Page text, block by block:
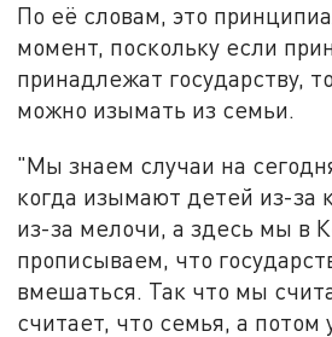
По её словам, это
момент, поскольку если
принадлежат государству,
можно изымать из семьи.
"Мы знаем случаи на
когда изымают детей из-за
из-за мелочи, а здесь мы в
прописываем, что
вмешаться. Так что мы
считает, что семья, а